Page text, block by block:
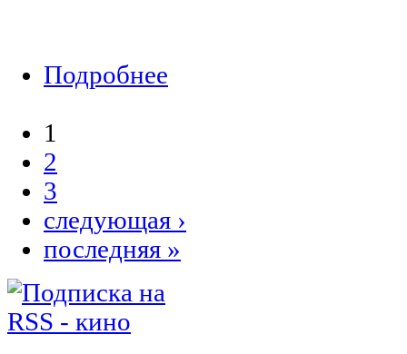
Подробнее
Страницы
1
2
3
следующая ›
последняя »